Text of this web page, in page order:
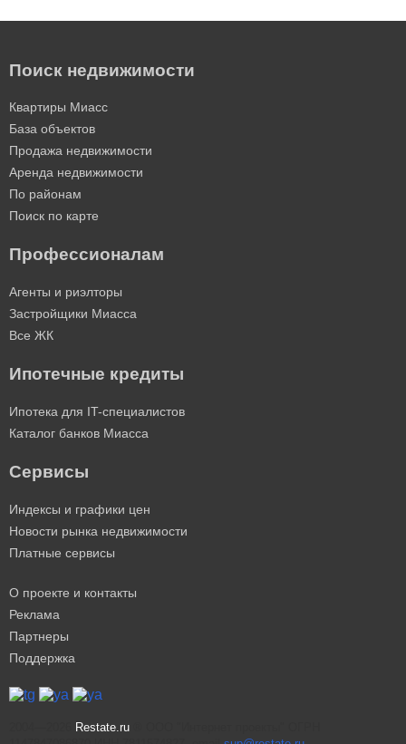
Поиск недвижимости
Квартиры Миасс
База объектов
Продажа недвижимости
Аренда недвижимости
По районам
Поиск по карте
Профессионалам
Агенты и риэлторы
Застройщики Миасса
Все ЖК
Ипотечные кредиты
Ипотека для IT-специалистов
Каталог банков Миасса
Сервисы
Индексы и графики цен
Новости рынка недвижимости
Платные сервисы
О проекте и контакты
Реклама
Партнеры
Поддержка
Restate.ru